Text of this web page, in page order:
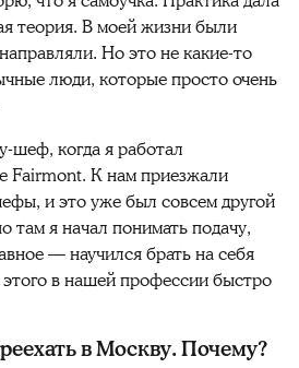
теория. В моей жизни были
Но это не какие-то
люди, которые просто очень
шеф, когда я работал
Fairmont. К нам приезжали
и это уже был совсем другой
там я начал понимать подачу,
— научился брать на себя
этого в нашей профессии быстро
в Москву. Почему?